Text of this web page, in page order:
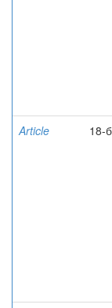
Article 18-